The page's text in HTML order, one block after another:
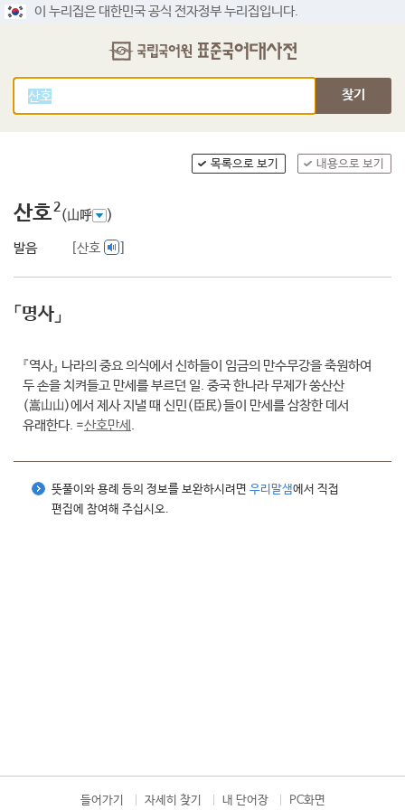
이 누리집은 대한민국 공식 전자정부 누리집입니다.
찾기
목록으로 보기 내용으로 보기
산호2(山呼 )
발음 [산호
「명사」
『역사』 나라의 중요 의식에서 신하들이 임금의 만수무강을 축원하여
두 손을 치켜들고 만세를 부르던 일. 중국 한나라 무제가 쑹산산
(嵩山山)에서 제사 지낼 때 신민(臣民)들이 만세를 삼창한 데서
유래한다. =산호만세 .
뜻풀이와 용례 등의 정보를 보완하시려면 우리말샘에서 직접
편집에 참여해 주십시오.
들어가기 자세히 찾기 내 단어장 PC화면